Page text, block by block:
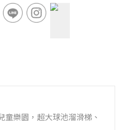
童樂園，超大球池溜滑梯、